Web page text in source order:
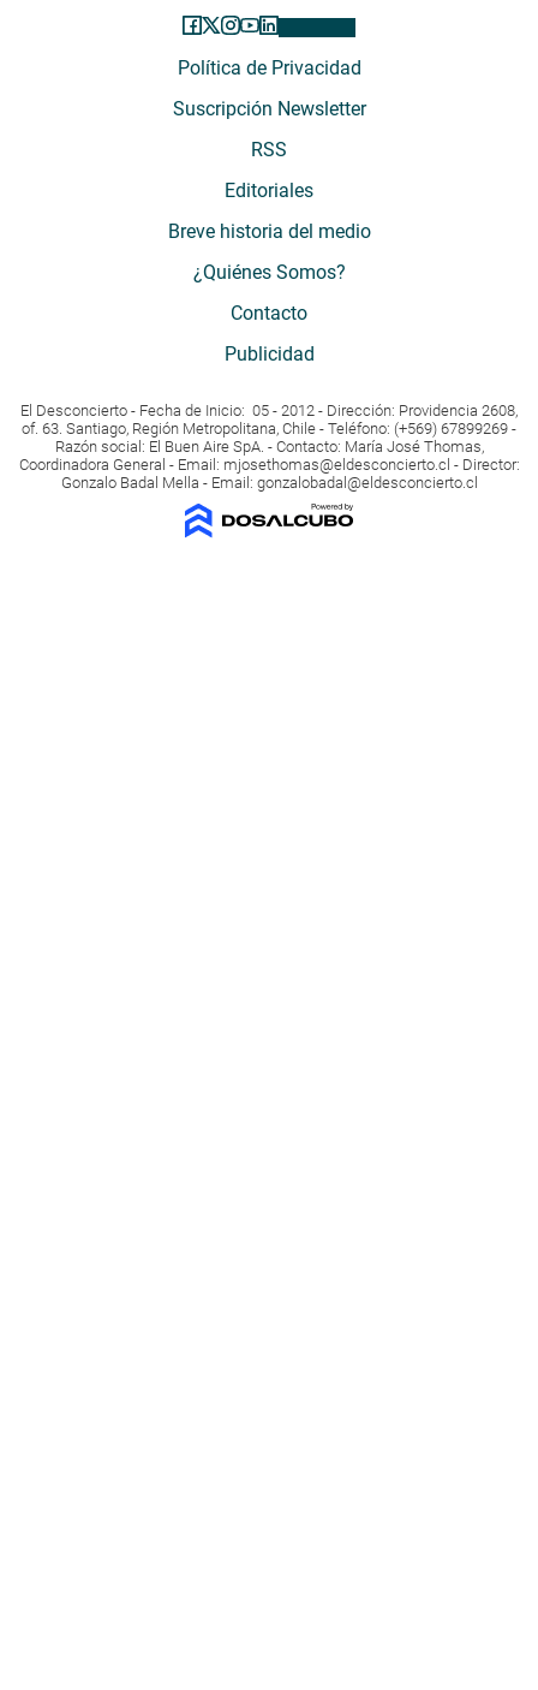
Política de Privacidad
Suscripción Newsletter
RSS
Editoriales
Breve historia del medio
¿Quiénes Somos?
Contacto
Publicidad
El Desconcierto - Fecha de Inicio: 05 - 2012 - Dirección: Providencia 2608,
of. 63. Santiago, Región Metropolitana, Chile - Teléfono: (+569) 67899269 -
Razón social: El Buen Aire SpA. - Contacto: María José Thomas,
Coordinadora General - Email: mjosethomas@eldesconcierto.cl - Director:
Gonzalo Badal Mella - Email: gonzalobadal@eldesconcierto.cl